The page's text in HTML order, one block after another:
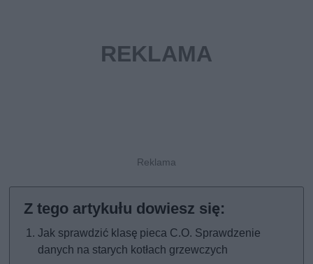
Jak sprawdzić klasę pieca C.O. Sprawdzenie
danych na starych kotłach grzewczych